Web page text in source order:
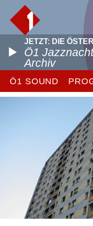
JETZT: DIE
Ö1
Archiv
Ö1 SOUND